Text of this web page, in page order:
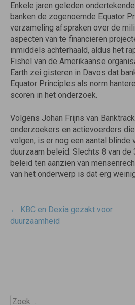
Enkele jaren geleden
banken de zogenoemde Equator
verzameling afspraken over de
aspecten van te financieren
inmiddels achterhaald, aldus het
Fishel van de Amerikaanse
Earth zei gisteren in Davos dat
Equator Principles als norm
scoren in het onderzoek.
Volgens Johan Frijns van
onderzoekers en actievoerders
volgen, is er nog een aantal
duurzaam beleid. Slechts 8 van
beleid ten aanzien van
van het onderwerp is dat erg
Post
navigatie
← KBC en Dexia gezakt voor
duurzaamheid
Zoek